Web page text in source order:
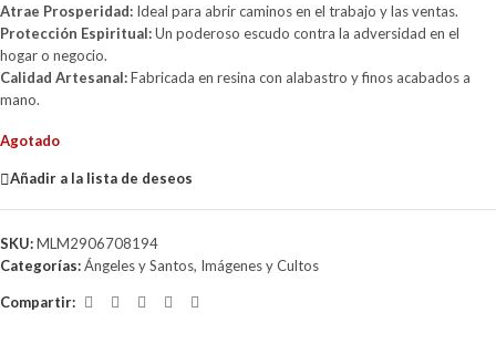
Atrae Prosperidad: Ideal para abrir caminos en el trabajo y las ventas.
Protección Espiritual:Un poderoso escudo contra la adversidad en el
hogar o negocio.
Calidad Artesanal:Fabricada en resina con alabastro y finos acabados a
mano.
Agotado
Añadir a la lista de deseos
SKU:MLM2906708194
Categorías:Ángeles y Santos, Imágenes y Cultos
Compartir: